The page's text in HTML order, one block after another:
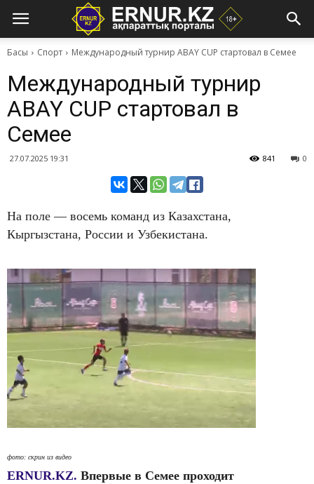
Басы Спорт Международный турнир ABAY CUP стартовал в Семее
Международный турнир
ABAY CUP стартовал в
Семее
27.07.2025 19:31 0
841
На поле — восемь команд из Казахстана,
Кыргызстана, России и Узбекистана.
фото: скрин из видео
ERNUR.KZ. Впервые в Семее проходит